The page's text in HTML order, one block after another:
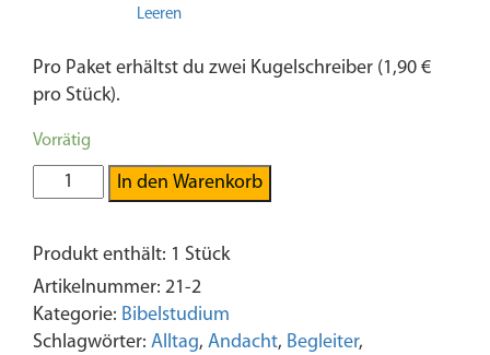
Leeren
Pro Paket erhältst du zwei Kugelschreiber (1,90 €
pro Stück).
Vorrätig
Kugelschreiber
|
Zeit
|
Psalm
31,16
In den Warenkorb
Produkt enthält: 1 Stück
Artikelnummer: 21-2
Kategorie: Bibelstudium
Schlagwörter: Alltag, Andacht, Begleiter,